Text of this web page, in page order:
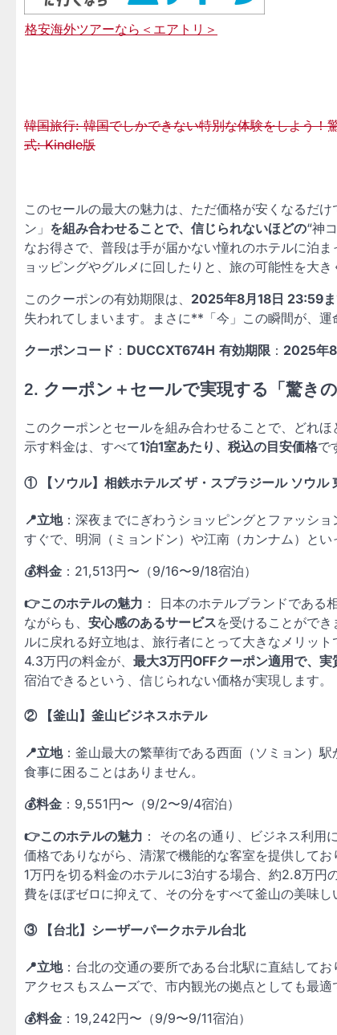
格安海外ツアーなら＜エアトリ＞
韓国旅行: 韓国でしかできない特別な体験をしよう
式: Kindle版
このセールの最大の魅力は、ただ価格が安くなるだ
ン」 を組み合わせることで、信じられないほどの“神
なお得さで、普段は手が届かない憧れのホテルに泊
ョッピングやグルメに回したりと、旅の可能性を大き
このクーポンの有効期限は、 2025年8月18日 23:59
失われてしまいます。まさに**「今」この瞬間が、運
クーポンコード ： DUCCXT674H 有効期限 ： 2025年
2. クーポン＋セールで実現する「驚き
このクーポンとセールを組み合わせることで、どれ
示す料金は、すべて1泊1室あたり、税込の目安価格で
① 【ソウル】相鉄ホテルズ ザ・スプラジール ソウル
📍立地：深夜までにぎわうショッピングとファッシ
すぐで、明洞（ミョンドン）や江南（カンナム）とい
💰料金 ：21,513円〜（9/16〜9/18宿泊）
👉このホテルの魅力 ： 日本のホテルブランドである
ながらも、 安心感のあるサービスを受けることがで
ルに戻れる好立地は、旅行者にとって大きなメリット
4.3万円の料金が、 最大3万円OFFクーポン適用で、実
宿泊できるという、信じられない価格が実現します。
② 【釜山】釜山ビジネスホテル
📍立地：釜山最大の繁華街である西面（ソミョン）
食事に困ることはありません。
💰料金 ：9,551円〜（9/2〜9/4宿泊）
👉このホテルの魅力 ： その名の通り、ビジネス利用
価格でありながら、清潔で機能的な客室を提供して
1万円を切る料金のホテルに3泊する場合、約2.8万円の
費をほぼゼロに抑えて、その分をすべて釜山の美味
③ 【台北】シーザーパークホテル台北
📍立地：台北の交通の要所である台北駅に直結してお
アクセスもスムーズで、市内観光の拠点としても最適
💰料金 ：19,242円〜（9/9〜9/11宿泊）